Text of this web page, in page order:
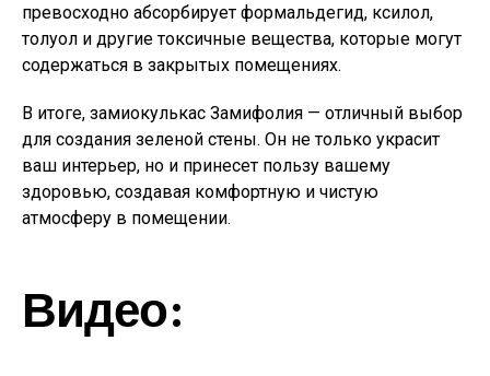
превосходно абсорбирует формальдегид, ксилол,
толуол и другие токсичные вещества, которые могут
содержаться в закрытых помещениях.
В итоге, замиокулькас Замифолия — отличный выбор
для создания зеленой стены. Он не только украсит
ваш интерьер, но и принесет пользу вашему
здоровью, создавая комфортную и чистую
атмосферу в помещении.
Видео: